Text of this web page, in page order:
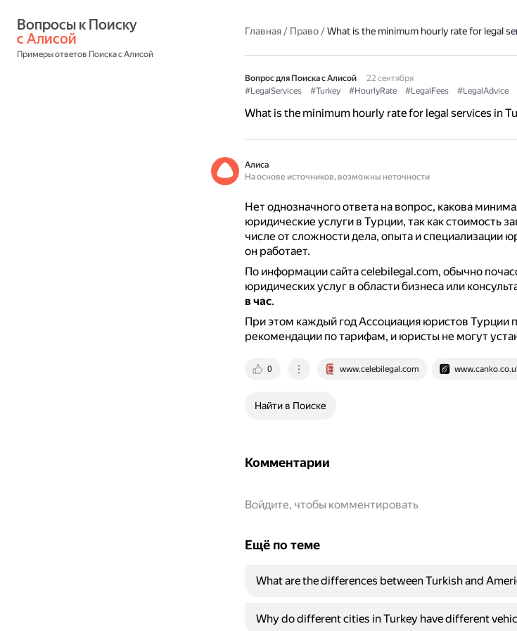
с Алисой
Примеры ответов Поиска с Алисой
Главная/ Право/What is the minimum hourly rate for legal
Вопрос для Поиска с Алисой
22 сентября
#LegalServices
#Turkey #HourlyRate #LegalFees #LegalAdvice
What is the minimum hourly rate for legal services in
Алиса
На основе источников, возможны неточности
Нет однозначного ответа на вопрос, какова
юридические услуги в Турции, так как стоимость
числе от сложности дела, опыта и специализации
он работает.
По информации сайта celebilegal.com, обычно
юридических услуг в области бизнеса или
в час.
При этом каждый год Ассоциация юристов Турции
рекомендации по тарифам, и юристы не могут
0 www.celebilegal.com
Найти в Поиске
Комментарии
Войдите, чтобы комментировать
Ещё по теме
What are the differences between Turkish and
Why do different cities in Turkey have different